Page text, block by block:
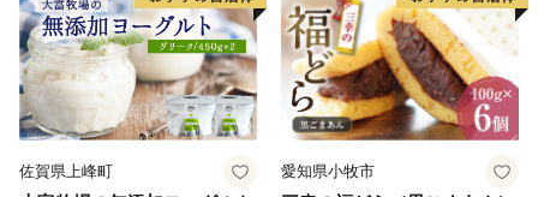
佐賀県上峰町 愛知県小牧市